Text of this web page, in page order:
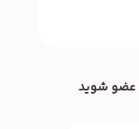
عضو شوید